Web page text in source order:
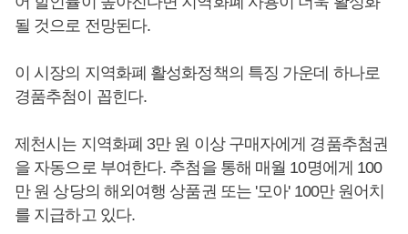
될 것으로 전망된다.
이 시장의 지역화폐 활성화정책의 특징 가운데 하나로
경품추첨이 꼽힌다.
제천시는 지역화폐 3만 원 이상 구매자에게 경품추첨권
을 자동으로 부여한다. 추첨을 통해 매월 10명에게 100
만 원 상당의 해외여행 상품권 또는 '모아' 100만 원어치
를 지급하고 있다.